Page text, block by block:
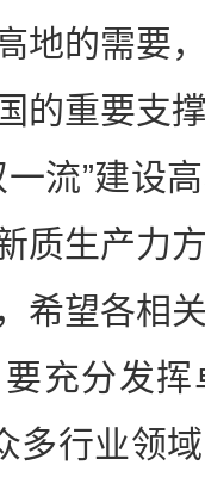
地的需要
的重要支
流”建设
质生产力
希望各相
充分发
多行业领